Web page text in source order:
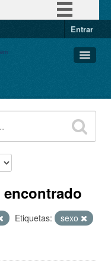
Entrar
Etiquetas:
sexo